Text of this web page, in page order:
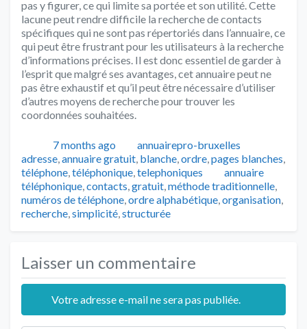
pas y figurer, ce qui limite sa portée et son utilité. Cette
lacune peut rendre difficile la recherche de contacts
spécifiques qui ne sont pas répertoriés dans l’annuaire, ce
qui peut être frustrant pour les utilisateurs à la recherche
d’informations précises. Il est donc essentiel de garder à
l’esprit que malgré ses avantages, cet annuaire peut ne
pas être exhaustif et qu’il peut être nécessaire d’utiliser
d’autres moyens de recherche pour trouver les
coordonnées souhaitées.
Publié7 months ago Auteur
annuairepro-bruxelles
adresse,annuaire gratuit, blanche,ordre,pages blanches,
téléphone,téléphonique,telephoniques Tags
annuaire
téléphonique,contacts,gratuit,méthode traditionnelle,
numéros de téléphone,ordre alphabétique,organisation,
recherche,simplicité,structurée
Laisser un commentaire
Votre adresse e-mail ne sera pas publiée.